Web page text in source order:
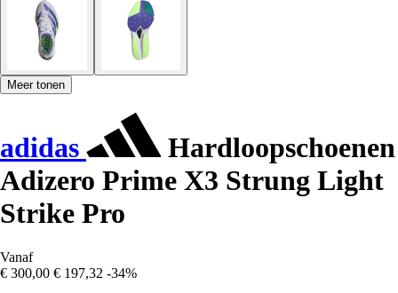
Meer tonen
adidas
Hardloopschoenen
Adizero Prime X3 Strung Light
Strike Pro
Vanaf
€ 300,00 € 197,32 -34%